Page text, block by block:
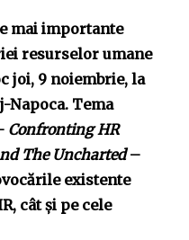
mai importante
resurselor umane
joi, 9 noiembrie, la
Napoca. Tema
Confronting HR
The Uncharted–
existente
cât și pe cele